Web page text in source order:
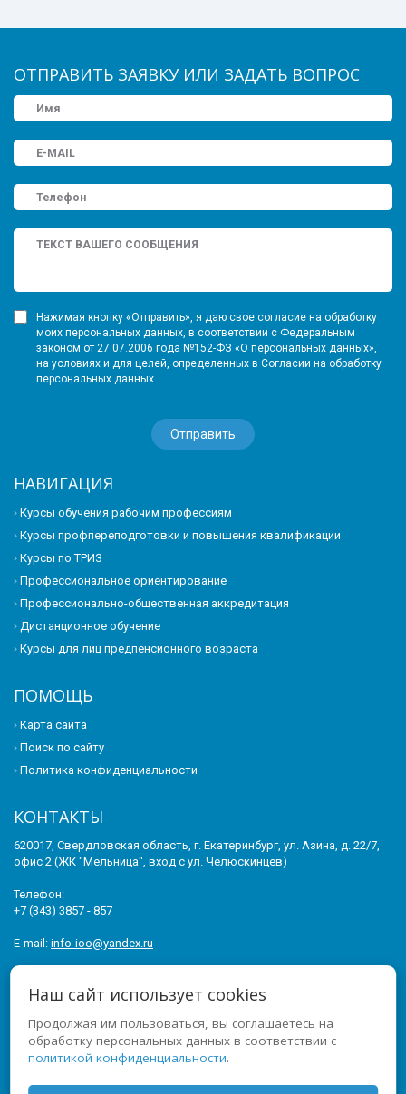
ОТПРАВИТЬ ЗАЯВКУ ИЛИ ЗАДАТЬ ВОПРОС
Нажимая кнопку «Отправить», я даю свое согласие на обработку
моих персональных данных, в соответствии с Федеральным
законом от 27.07.2006 года №152-ФЗ «О персональных данных»,
на условиях и для целей, определенных в Согласии на обработку
персональных данных
НАВИГАЦИЯ
Курсы обучения рабочим профессиям
Курсы профпереподготовки и повышения квалификации
Курсы по ТРИЗ
Профессиональное ориентирование
Профессионально-общественная аккредитация
Дистанционное обучение
Курсы для лиц предпенсионного возраста
ПОМОЩЬ
Карта сайта
Поиск по сайту
Политика конфиденциальности
КОНТАКТЫ
620017, Свердловская область, г. Екатеринбург, ул. Азина, д. 22/7,
офис 2 (ЖК "Мельница", вход с ул. Челюскинцев)
Телефон:
+7 (343) 3857 - 857
E-mail: info-ioo@yandex.ru
ПРАВА ЗАЩИЩЕНЫ.
МЫ В СОЦСЕТЯХ
Наш сайт использует cookies
Продолжая им пользоваться, вы соглашаетесь на
обработку персональных данных в соответствии с
политикой конфиденциальности.